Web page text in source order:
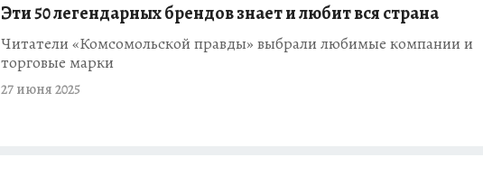
Эти 50 легендарных брендов знает и любит вся страна
Читатели «Комсомольской правды» выбрали любимые компании и
торговые марки
27 июня 2025